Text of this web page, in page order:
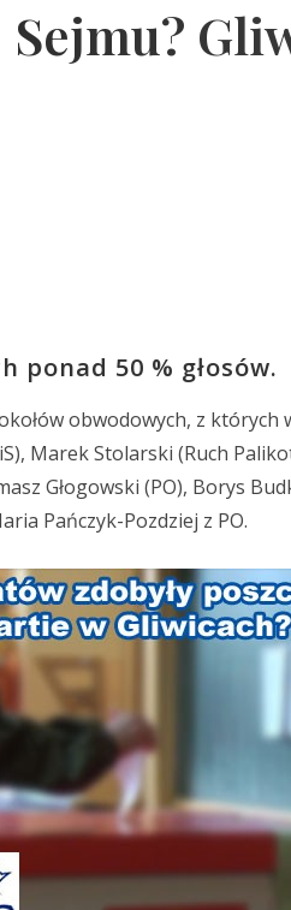
ponad 50 % głosów.
obwodowych, z których
Marek Stolarski (Ruch
Głogowski (PO), Borys
Pańczyk-Pozdziej z PO.